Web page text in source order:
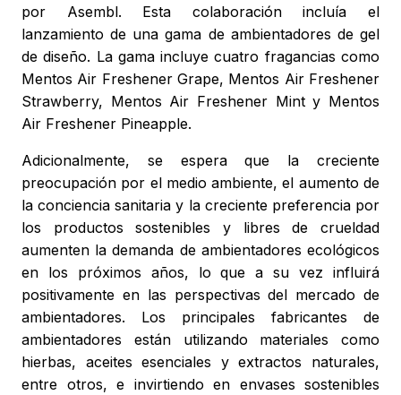
por Asembl. Esta colaboración incluía el
lanzamiento de una gama de ambientadores de gel
de diseño. La gama incluye cuatro fragancias como
Mentos Air Freshener Grape, Mentos Air Freshener
Strawberry, Mentos Air Freshener Mint y Mentos
Air Freshener Pineapple.
Adicionalmente, se espera que la creciente
preocupación por el medio ambiente, el aumento de
la conciencia sanitaria y la creciente preferencia por
los productos sostenibles y libres de crueldad
aumenten la demanda de ambientadores ecológicos
en los próximos años, lo que a su vez influirá
positivamente en las perspectivas del mercado de
ambientadores. Los principales fabricantes de
ambientadores están utilizando materiales como
hierbas, aceites esenciales y extractos naturales,
entre otros, e invirtiendo en envases sostenibles